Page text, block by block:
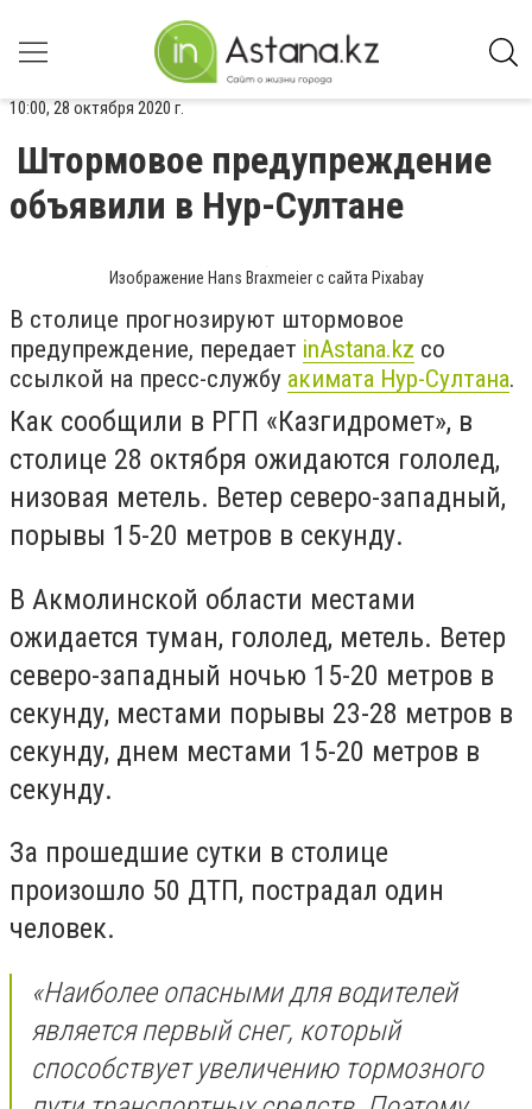
10:00, 28 октября 2020 г.
Штормовое предупреждение
объявили в Нур-Султане
Изображение Hans Braxmeier с сайта Pixabay
В столице прогнозируют штормовое
предупреждение, передает inAstana.kz со
ссылкой на пресс-службу акимата Нур-Султана.
Как сообщили в РГП «Казгидромет», в
столице 28 октября ожидаются гололед,
низовая метель. Ветер северо-западный,
порывы 15-20 метров в секунду.
В Акмолинской области местами
ожидается туман, гололед, метель. Ветер
северо-западный ночью 15-20 метров в
секунду, местами порывы 23-28 метров в
секунду, днем местами 15-20 метров в
секунду.
За прошедшие сутки в столице
произошло 50 ДТП, пострадал один
человек.
«Наиболее опасными для водителей
является первый снег, который
способствует увеличению тормозного